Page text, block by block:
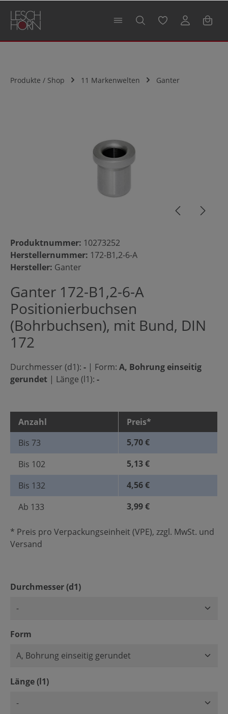
springen
Produkte / Shop 11 Markenwelten Ganter
Produktnummer: 10273252
Herstellernummer: 172-B1,2-6-A
Hersteller: Ganter
Ganter 172-B1,2-6-A
Positionierbuchsen
(Bohrbuchsen), mit Bund, DIN
172
Durchmesser (d1): - | Form: A, Bohrung einseitig
gerundet | Länge (l1): -
Anzahl
Preis*
Bis 73
5,70 €
Bis 102
5,13 €
Bis 132
4,56 €
Ab 133 3,99 €
* Preis pro Verpackungseinheit (VPE), zzgl. MwSt. und
Versand
Durchmesser (d1)auswählen
Form
Länge (l1)auswählen